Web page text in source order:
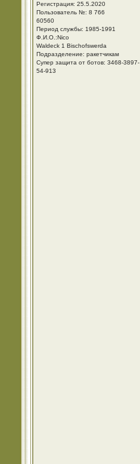
Регистрация: 25.5.2020
Пользователь №: 8 766
60560
Период службы: 1985-1991
Ф.И.О.:Nico
Waldeck 1 Bischofswerda
Подразделение: ракетчикам
Супер защита от ботов: 3468-3897-
54-913